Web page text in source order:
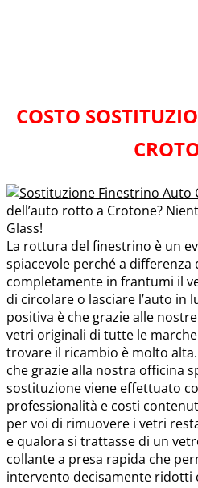
COSTO
dell’auto rotto a Crotone?
Glass!
La rottura del finestrino è un
spiacevole perché a differenza
completamente in frantumi il
di circolare o lasciare l’auto in
positiva è che grazie alle
vetri originali di tutte le
trovare il ricambio è molto
che grazie alla nostra officina
sostituzione viene effettuato
professionalità e costi
per voi di rimuovere i vetri
e qualora si trattasse di un
collante a presa rapida che
intervento decisamente ridotti